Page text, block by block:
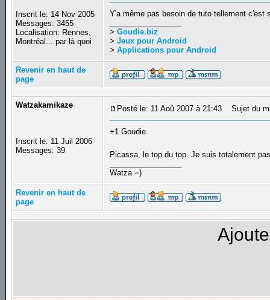
Inscrit le: 14 Nov 2005
Messages: 3455
Localisation: Rennes,
Montréal... par là quoi
Y'a même pas besoin de tuto tellement c'est
>Goudie.biz
>Jeux pour Android
>Applications pour Android
Revenir en haut de
page
Watzakamikaze
Inscrit le: 11 Juil 2006
Messages: 39
Posté le: 11 Aoû 2007 à 21:43 Sujet du
+1 Goudie.
Picassa, le top du top. Je suis totalement
Watza =)
Revenir en haut de
page